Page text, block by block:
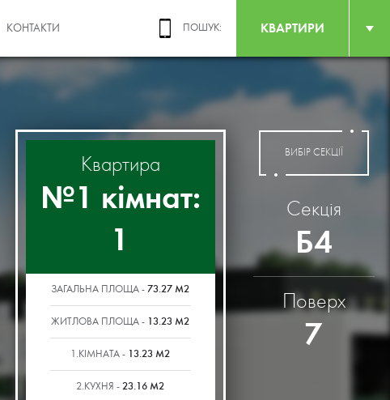
КОНТАКТИ ПОШУК: КВАРТИРИ
ВИБІР СЕКЦІЇ
Секція
Б4
Поверх
7
Квартира
№1 кімнат:
1
ЗАГАЛЬНА ПЛОЩА -73.27 М2
ЖИТЛОВА ПЛОЩА - 13.23 М2
1.КІМНАТА - 13.23 М2
2.КУХНЯ -23.16 М2